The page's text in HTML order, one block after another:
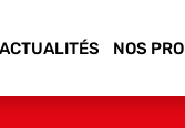
ACTUALITÉS NOS